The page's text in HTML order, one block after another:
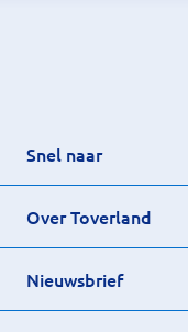
Snel naar
Over Toverland
Nieuwsbrief